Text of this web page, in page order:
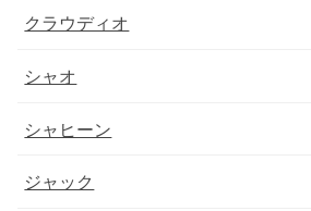
クラウディオ
シャオ
シャヒーン
ジャック